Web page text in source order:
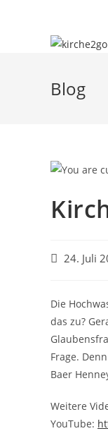
Blog
Beitrag
24. Juli
Die
das zu?
Frage.
Baer
Weitere
YouTube: